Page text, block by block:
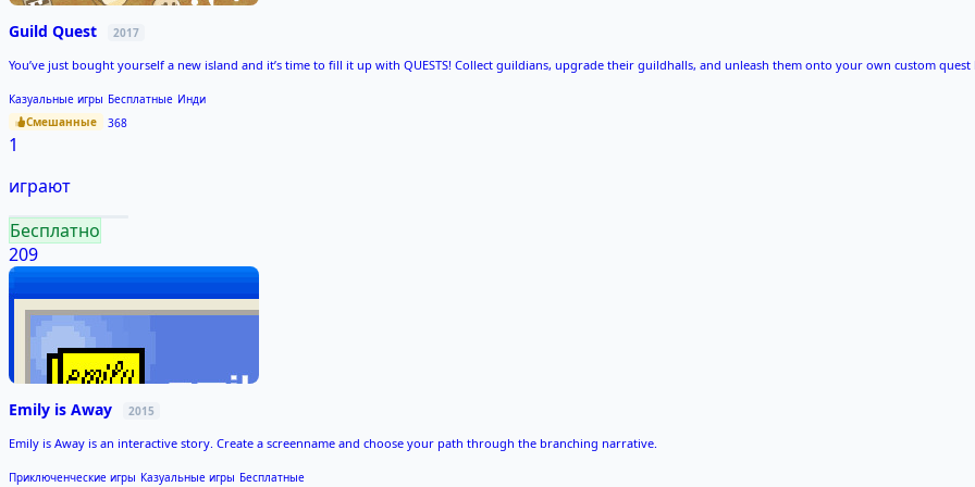
Guild Quest 2017
You’ve just bought yourself a new island and it’s time to fill it up with QUESTS! Collect guildians, upgrade their guildhalls, and unleash them onto your own custom quest
Казуальные игры Бесплатные Инди
Смешанные
368
1
играют
Бесплатно
209
Emily is Away 2015
Emily is Away is an interactive story. Create a screenname and choose your path through the branching narrative.
Приключенческие игры Казуальные игры Бесплатные